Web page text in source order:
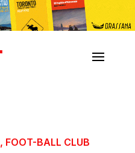
, FOOT-BALL CLUB